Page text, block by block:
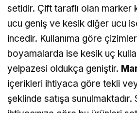
setidir. Çift taraflı olan marker
ucu geniş ve kesik diğer ucu
incedir. Kullanıma göre
boyamalarda ise kesik uç
yelpazesi oldukça geniştir.
içerikleri ihtiyaca göre tekli
şeklinde satışa sunulmaktadır.